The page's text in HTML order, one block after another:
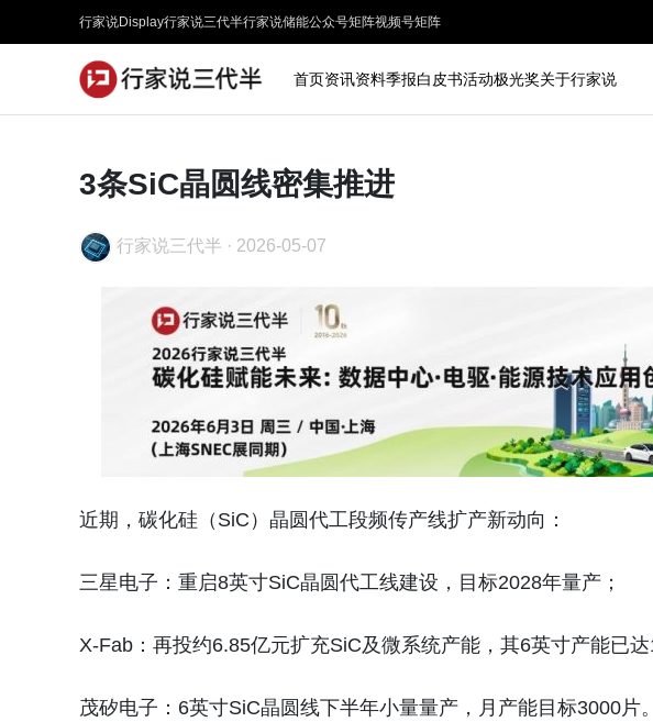
行家说Display行家说三代半行家说储能公众号矩阵视频号矩阵
首页资讯资料季报白皮书活动极光奖关于行家说
3条SiC晶圆线密集推进
行家说三代半 · 2026-05-07
近期，碳化硅（SiC）晶圆代工段频传产线扩产新动向：
三星电子：重启8英寸SiC晶圆代工线建设，目标2028年量产；
X-Fab：再投约6.85亿元扩充SiC及微系统产能，其6英寸产能已达
茂矽电子：6英寸SiC晶圆线下半年小量量产，月产能目标3000片。